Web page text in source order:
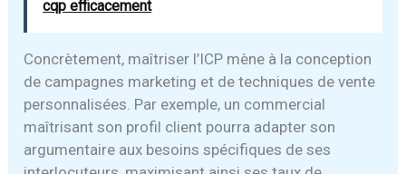
cqp efficacement
Concrètement, maîtriser l’ICP mène à la conception
de campagnes marketing et de techniques de vente
personnalisées. Par exemple, un commercial
maîtrisant son profil client pourra adapter son
argumentaire aux besoins spécifiques de ses